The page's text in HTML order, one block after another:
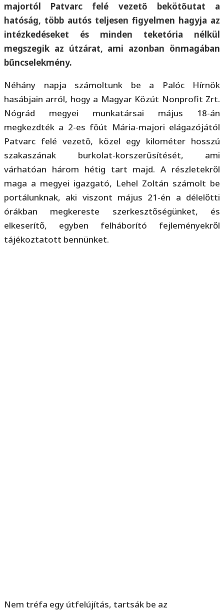
majortól Patvarc felé vezető bekötőutat a
hatóság, több autós teljesen figyelmen hagyja az
intézkedéseket és minden teketória nélkül
megszegik az útzárat, ami azonban önmagában
bűncselekmény.
Néhány napja számoltunk be a Palóc Hírnök
hasábjain arról, hogy a Magyar Közút Nonprofit Zrt.
Nógrád megyei munkatársai május 18-án
megkezdték a 2-es főút Mária-majori elágazójától
Patvarc felé vezető, közel egy kilométer hosszú
szakaszának burkolat-korszerűsítését, ami
várhatóan három hétig tart majd. A részletekről
maga a megyei igazgató, Lehel Zoltán számolt be
portálunknak, aki viszont május 21-én a délelőtti
órákban megkereste szerkesztőségünket, és
elkeserítő, egyben felháborító fejleményekről
tájékoztatott bennünket.
Nem tréfa egy útfelújítás, tartsák be az